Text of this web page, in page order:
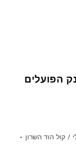
הפועלים
/ קול הוד השרון